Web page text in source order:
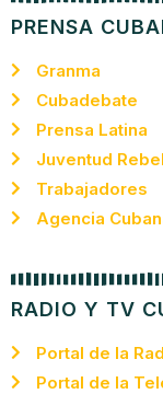
PRENSA
Granma
Cubadebate
Prensa Latina
Juventud
Trabajadores
Agencia
RADIO Y TV
Portal de la
Portal de la